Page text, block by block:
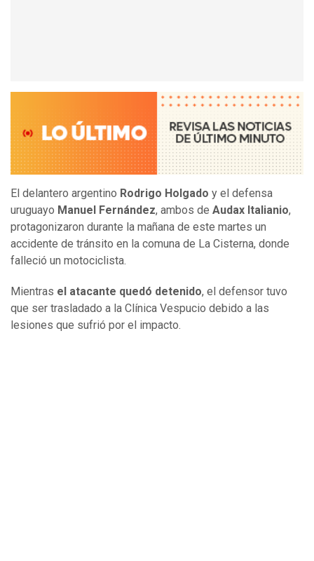
El delantero argentino Rodrigo Holgado y el defensa
uruguayo Manuel Fernández, ambos de Audax Italianio,
protagonizaron durante la mañana de este martes un
accidente de tránsito en la comuna de La Cisterna, donde
falleció un motociclista.
Mientras el atacante quedó detenido, el defensor tuvo
que ser trasladado a la Clínica Vespucio debido a las
lesiones que sufrió por el impacto.